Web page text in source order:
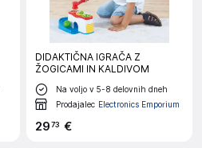
DIDAKTIČNA IGRAČA Z
ŽOGICAMI IN KALDIVOM
Na voljo v 5-8 delovnih dneh
Prodajalec Electronics Emporium
2973 €